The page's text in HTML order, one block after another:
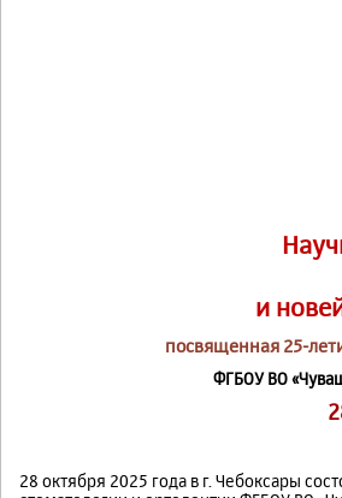
и
посвященная 25-
ФГБОУ ВО
28 октября 2025 года в г. Чебоксары